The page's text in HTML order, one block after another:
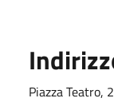
Piazza Teatro,